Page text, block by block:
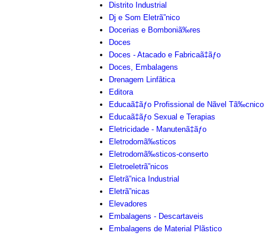
Distrito Industrial
Dj e Som Eletrã”nico
Docerias e Bomboniã‰res
Doces
Doces - Atacado e Fabricaã‡ãƒo
Doces, Embalagens
Drenagem Linfãtica
Editora
Educaã‡ãƒo Profissional de Nãvel Tã‰cnico
Educaã‡ãƒo Sexual e Terapias
Eletricidade - Manutenã‡ãƒo
Eletrodomã‰sticos
Eletrodomã‰sticos-conserto
Eletroeletrã”nicos
Eletrã”nica Industrial
Eletrã”nicas
Elevadores
Embalagens - Descartaveis
Embalagens de Material Plãstico